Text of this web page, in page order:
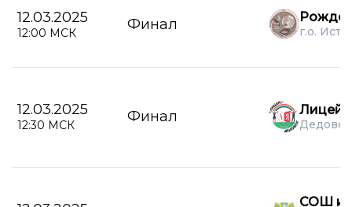
12.03.2025
12:00 МСК Финал г.о.
12.03.2025
12:30 МСК Финал Лицей
Дедовск
СОШ